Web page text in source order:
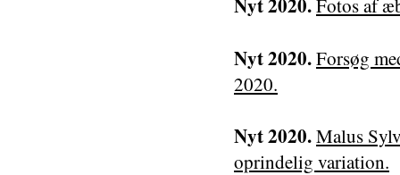
Fotos af
Nyt 2020.Forsøg
2020.
Nyt 2020.Malus
oprindelig variation.